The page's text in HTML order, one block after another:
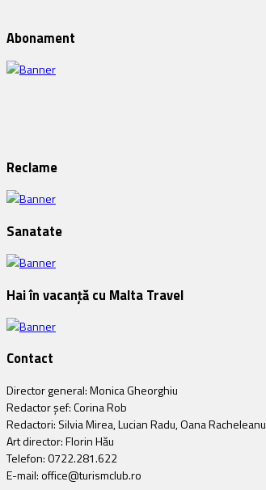
Abonament
Reclame
Sanatate
Hai în vacanță cu Malta Travel
Contact
Director general: Monica Gheorghiu
Redactor șef: Corina Rob
Redactori: Silvia Mirea, Lucian Radu, Oana Racheleanu
Art director: Florin Hău
Telefon: 0722.281.622
E-mail: office@turismclub.ro